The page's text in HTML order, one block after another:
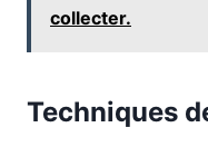
collecter.
Techniques